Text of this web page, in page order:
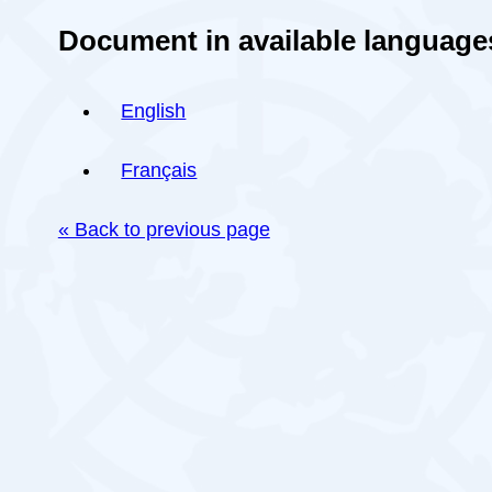
Document in available
English
Français
« Back to previous page